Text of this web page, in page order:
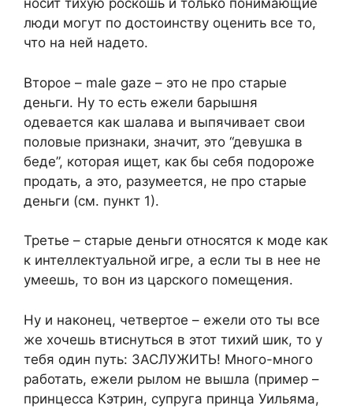
носит тихую роскошь и только понимающие
люди могут по достоинству оценить все то,
что на ней надето.
Второе – male gaze – это не про старые
деньги. Ну то есть ежели барышня
одевается как шалава и выпячивает свои
половые признаки, значит, это “девушка в
беде”, которая ищет, как бы себя подороже
продать, а это, разумеется, не про старые
деньги (см. пункт 1).
Третье – старые деньги относятся к моде как
к интеллектуальной игре, а если ты в нее не
умеешь, то вон из царского помещения.
Ну и наконец, четвертое – ежели ото ты все
же хочешь втиснуться в этот тихий шик, то у
тебя один путь: ЗАСЛУЖИТЬ! Много-много
работать, ежели рылом не вышла (пример –
принцесса Кэтрин, супруга принца Уильяма,